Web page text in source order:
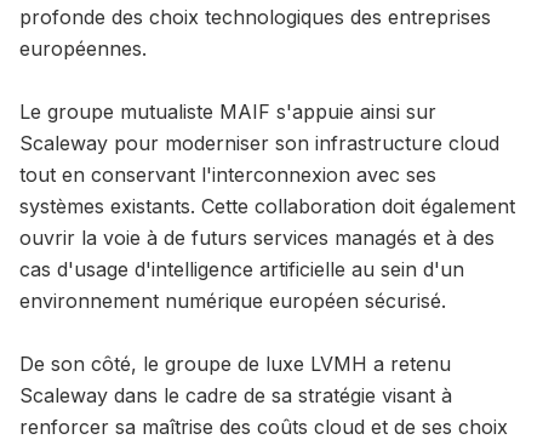
profonde des choix technologiques des entreprises
européennes.
Le groupe mutualiste MAIF s'appuie ainsi sur
Scaleway pour moderniser son infrastructure cloud
tout en conservant l'interconnexion avec ses
systèmes existants. Cette collaboration doit également
ouvrir la voie à de futurs services managés et à des
cas d'usage d'intelligence artificielle au sein d'un
environnement numérique européen sécurisé.
De son côté, le groupe de luxe LVMH a retenu
Scaleway dans le cadre de sa stratégie visant à
renforcer sa maîtrise des coûts cloud et de ses choix